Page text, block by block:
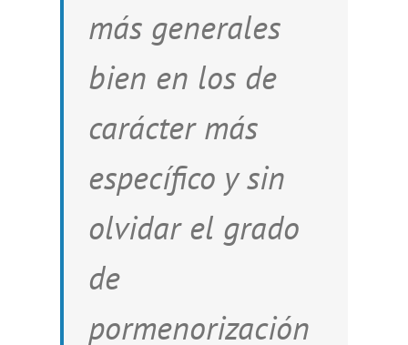
más generales
bien en los de
carácter más
específico y sin
olvidar el grado
de
pormenorización